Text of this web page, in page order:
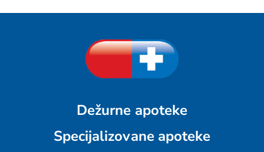
Dežurne apoteke
Specijalizovane apoteke